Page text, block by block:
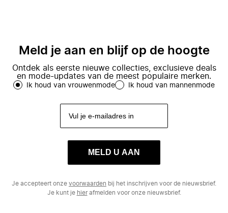
Meld je aan en blijf op de hoogte
Ontdek als eerste nieuwe collecties, exclusieve deals
en mode-updates van de meest populaire merken.
Ik houd van vrouwenmode Ik houd van mannenmode
MELD U AAN
Je accepteert onze voorwaarden bij het inschrijven voor de nieuwsbrief.
Je kunt je hierafmelden voor onze nieuwsbrief.